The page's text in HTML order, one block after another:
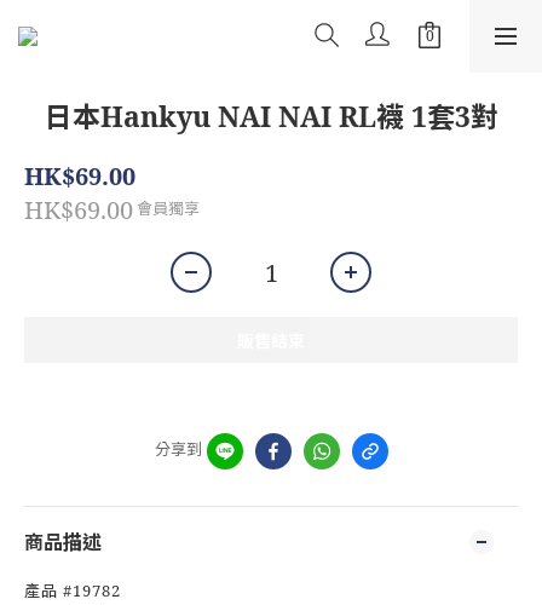
日本Hankyu NAI NAI RL襪 1套3對
HK$69.00
HK$69.00 會員獨享
分享到
商品描述
產品 #19782